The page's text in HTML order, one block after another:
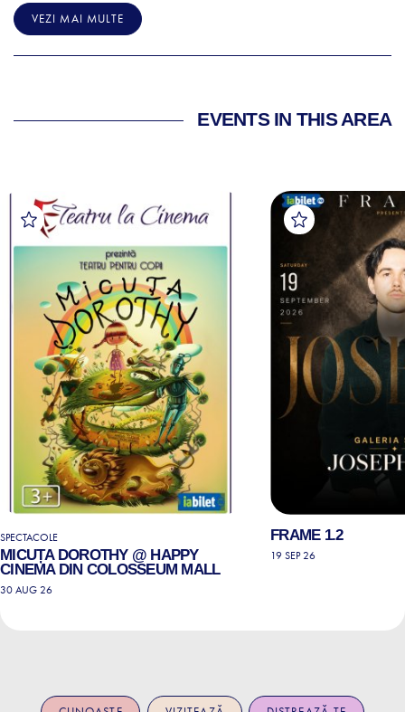
VEZI MAI MULTE
EVENTS IN THIS AREA
SPECTACOLE
MICUȚA DOROTHY @ HAPPY
CINEMA DIN COLOSSEUM MALL
30 AUG 26
FRAME 1.2
19 SEP 26